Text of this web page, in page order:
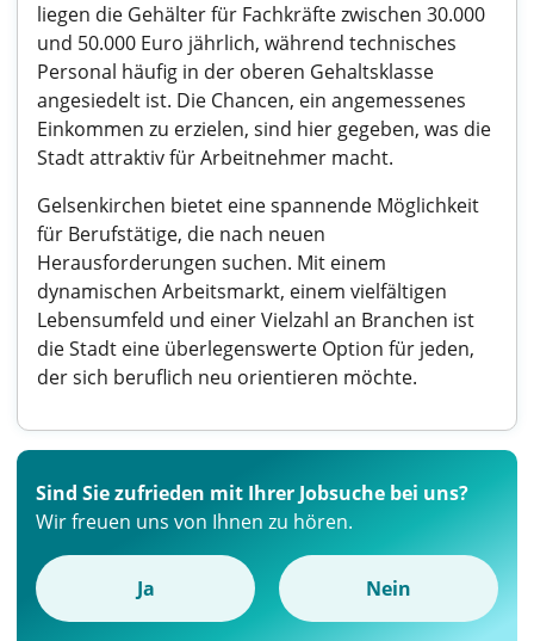
liegen die Gehälter für Fachkräfte zwischen 30.000
und 50.000 Euro jährlich, während technisches
Personal häufig in der oberen Gehaltsklasse
angesiedelt ist. Die Chancen, ein angemessenes
Einkommen zu erzielen, sind hier gegeben, was die
Stadt attraktiv für Arbeitnehmer macht.
Gelsenkirchen bietet eine spannende Möglichkeit
für Berufstätige, die nach neuen
Herausforderungen suchen. Mit einem
dynamischen Arbeitsmarkt, einem vielfältigen
Lebensumfeld und einer Vielzahl an Branchen ist
die Stadt eine überlegenswerte Option für jeden,
der sich beruflich neu orientieren möchte.
Sind Sie zufrieden mit Ihrer Jobsuche bei uns?
Wir freuen uns von Ihnen zu hören.
Ja Nein